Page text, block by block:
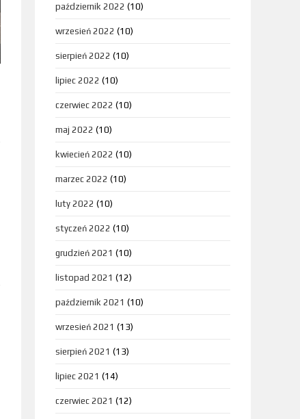
październik 2022 (10)
wrzesień 2022 (10)
sierpień 2022 (10)
lipiec 2022 (10)
czerwiec 2022 (10)
maj 2022 (10)
kwiecień 2022 (10)
marzec 2022 (10)
luty 2022 (10)
styczeń 2022 (10)
grudzień 2021 (10)
listopad 2021 (12)
październik 2021 (10)
wrzesień 2021 (13)
sierpień 2021 (13)
lipiec 2021 (14)
czerwiec 2021 (12)